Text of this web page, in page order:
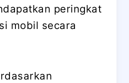
peringkat
mobil secara